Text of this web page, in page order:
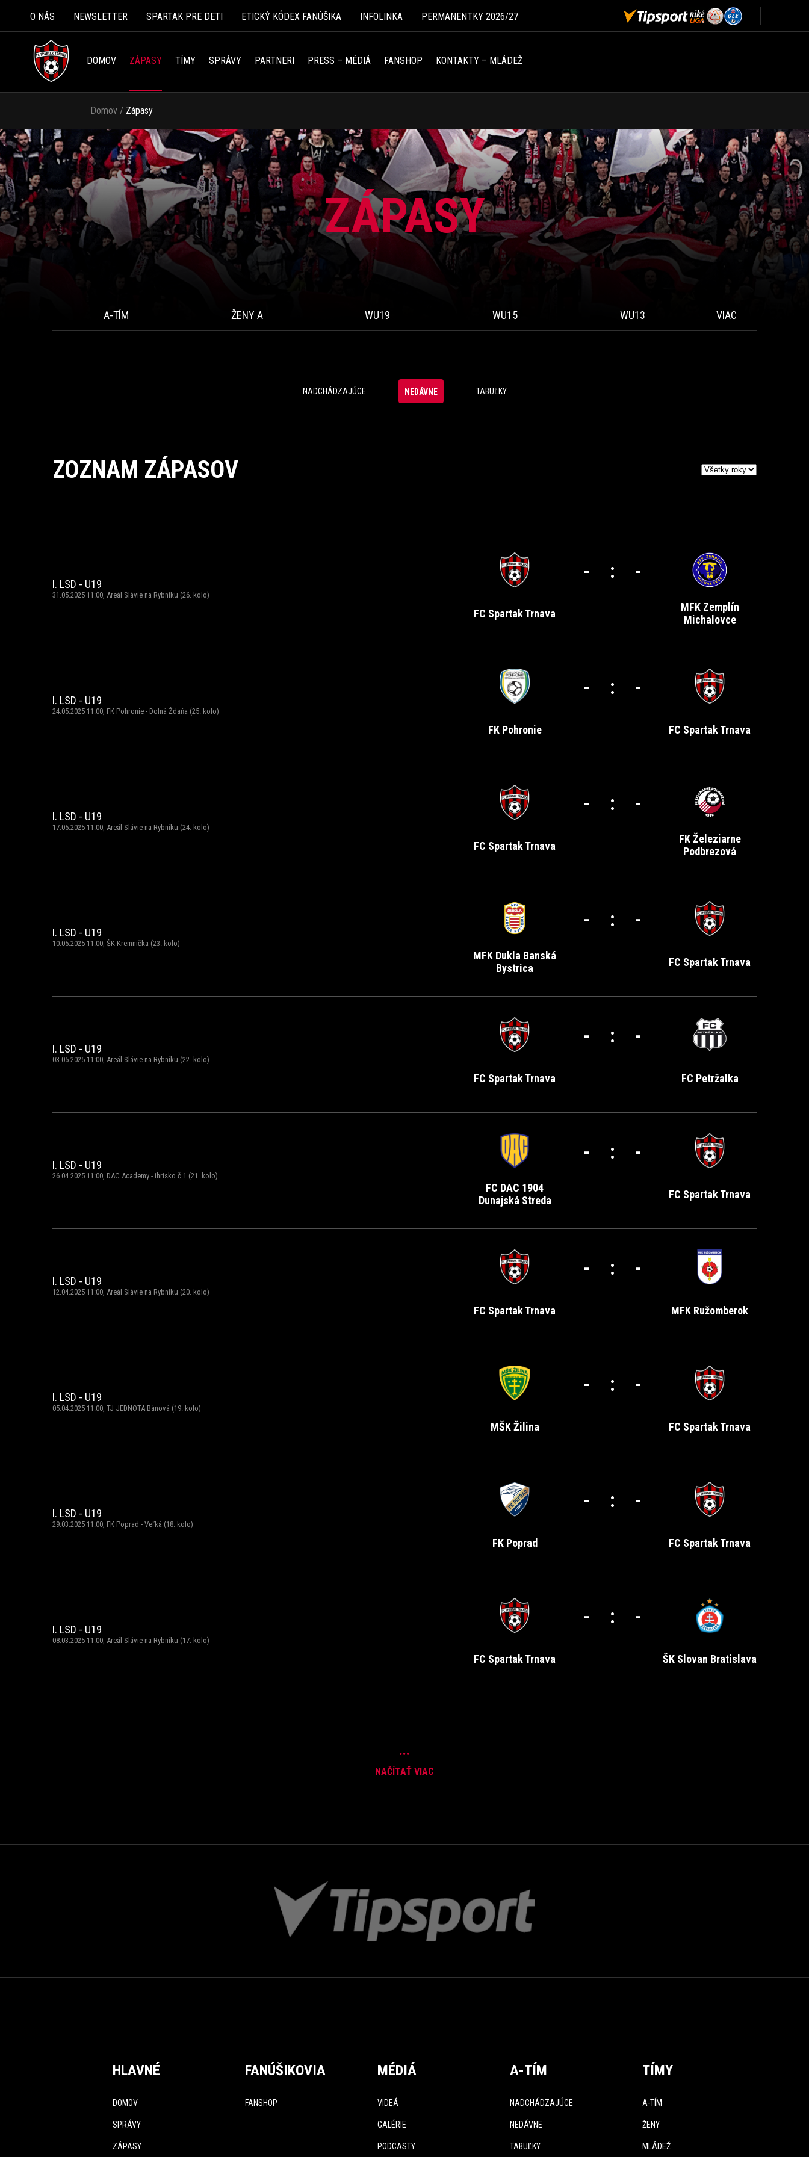
O NÁS NEWSLETTER SPARTAK PRE DETI ETICKÝ KÓDEX FANÚŠIKA INFOLINKA PERMANENTKY 2026/27
DOMOV ZÁPASY TÍMY SPRÁVY PARTNERI PRESS – MÉDIÁ FANSHOP KONTAKTY – MLÁDEŽ
Domov / Zápasy
ZÁPASY
A-TÍM ŽENY A WU19 WU15 WU13 VIAC
NADCHÁDZAJÚCE NEDÁVNE TABUĽKY
ZOZNAM ZÁPASOV
I. LSD - U19
31.05.2025 11:00, Areál Slávie na Rybníku (26. kolo)
FC Spartak Trnava
- : -
MFK Zemplín
Michalovce
I. LSD - U19
24.05.2025 11:00, FK Pohronie - Dolná Ždaňa (25. kolo)
FK Pohronie
- : -
FC Spartak Trnava
I. LSD - U19
17.05.2025 11:00, Areál Slávie na Rybníku (24. kolo)
FC Spartak Trnava
- : -
FK Železiarne
Podbrezová
I. LSD - U19
10.05.2025 11:00, ŠK Kremnička (23. kolo)
MFK Dukla Banská
Bystrica
- : -
FC Spartak Trnava
I. LSD - U19
03.05.2025 11:00, Areál Slávie na Rybníku (22. kolo)
FC Spartak Trnava
- : -
FC Petržalka
I. LSD - U19
26.04.2025 11:00, DAC Academy - ihrisko č.1 (21. kolo)
FC DAC 1904
Dunajská Streda
- : -
FC Spartak Trnava
I. LSD - U19
12.04.2025 11:00, Areál Slávie na Rybníku (20. kolo)
FC Spartak Trnava
- : -
MFK Ružomberok
I. LSD - U19
05.04.2025 11:00, TJ JEDNOTA Bánová (19. kolo)
MŠK Žilina
- : -
FC Spartak Trnava
I. LSD - U19
29.03.2025 11:00, FK Poprad - Veľká (18. kolo)
FK Poprad
- : -
FC Spartak Trnava
I. LSD - U19
08.03.2025 11:00, Areál Slávie na Rybníku (17. kolo)
FC Spartak Trnava
- : -
ŠK Slovan Bratislava
...
NAČÍTAŤ VIAC
HLAVNÉ
DOMOV
SPRÁVY
ZÁPASY
FANÚŠIKOVIA
FANSHOP
MÉDIÁ
VIDEÁ
GALÉRIE
PODCASTY
A-TÍM
NADCHÁDZAJÚCE
NEDÁVNE
TABUĽKY
TÍMY
A-TÍM
ŽENY
MLÁDEŽ